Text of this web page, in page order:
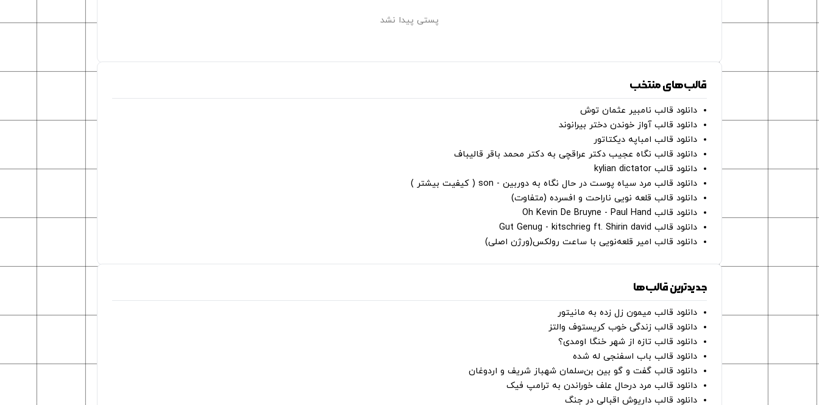
پستی پیدا نشد
قالب‌های منتخب
دانلود قالب نامبیر عثمان ‌توش
دانلود قالب آواز خوندن دختر بیرانوند
دانلود قالب امباپه دیکتاتور
دانلود قالب نگاه عجیب دکتر عراقچی به دکتر محمد باقر قالیباف
دانلود قالب kylian dictator
دانلود قالب مرد سیاه پوست در حال نگاه به دوربین - son ( کیفیت بیشتر )
دانلود قالب قلعه نویی ناراحت و افسرده (متفاوت)
دانلود قالب Oh Kevin De Bruyne - Paul Hand
دانلود قالب Gut Genug - kitschrieg ft. Shirin david
دانلود قالب امیر قلعه‌نویی با ساعت رولکس(ورژن اصلی)
جدیدترین قالب‌ها
دانلود قالب میمون زل زده به مانیتور
دانلود قالب زندگی خوب کریستوف والتز
دانلود قالب تازه از شهر خنگا اومدی؟
دانلود قالب باب اسفنجی له شده
دانلود قالب گفت و گو بین بن‌سلمان شهباز شریف و اردوغان
دانلود قالب مرد درحال علف خوراندن به ترامپ فیک
دانلود قالب داریوش اقبالی در جنگ